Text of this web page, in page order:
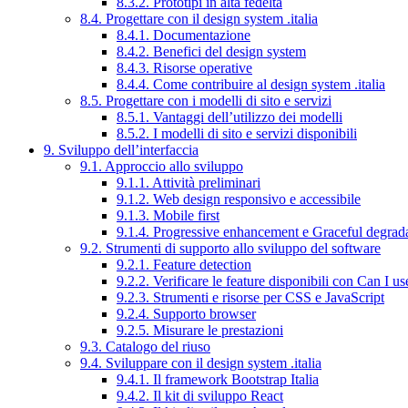
8.4. Progettare con il design system .italia
8.4.1. Documentazione
8.4.2. Benefici del design system
8.4.3. Risorse operative
8.4.4. Come contribuire al design system .italia
8.5. Progettare con i modelli di sito e servizi
8.5.1. Vantaggi dell’utilizzo dei modelli
8.5.2. I modelli di sito e servizi disponibili
9. Sviluppo dell’interfaccia
9.1. Approccio allo sviluppo
9.1.1. Attività preliminari
9.1.2. Web design responsivo e accessibile
9.1.3. Mobile first
9.1.4. Progressive enhancement e Graceful
9.2. Strumenti di supporto allo sviluppo del software
9.2.1. Feature detection
9.2.2. Verificare le feature disponibili con Can I
9.2.3. Strumenti e risorse per CSS e JavaScript
9.2.4. Supporto browser
9.2.5. Misurare le prestazioni
9.3. Catalogo del riuso
9.4. Sviluppare con il design system .italia
9.4.1. Il framework Bootstrap Italia
9.4.2. Il kit di sviluppo React